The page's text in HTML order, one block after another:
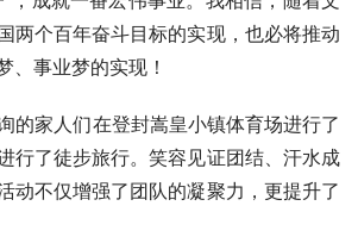
、事业梦的实现！
的家人们在登封嵩皇小镇体育场进行了
动不仅增强了团队的凝聚力，更提升了